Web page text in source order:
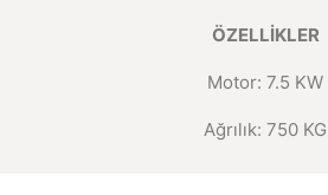
ÖZELLİKLER
Motor: 7.5 KW
Ağrılık: 750 KG